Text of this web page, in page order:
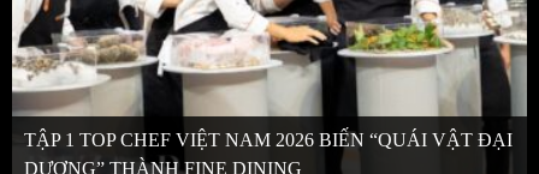
TẬP 1 TOP CHEF VIỆT NAM 2026 BIẾN “QUÁI VẬT ĐẠI
DƯƠNG” THÀNH FINE DINING